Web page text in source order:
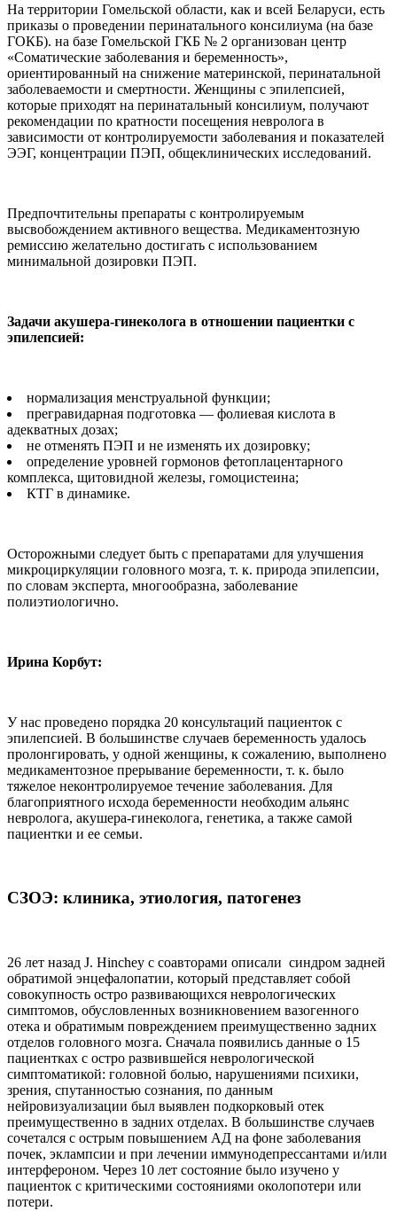
На территории Гомельской области, как и всей Беларуси, есть
приказы о проведении перинатального консилиума (на базе
ГОКБ). на базе Гомельской ГКБ № 2 организован центр
«Соматические заболевания и беременность»,
ориентированный на снижение материнской, перинатальной
заболеваемости и смертности. Женщины с эпилепсией,
которые приходят на перинатальный консилиум, получают
рекомендации по кратности посещения невролога в
зависимости от контролируемости заболевания и показателей
ЭЭГ, концентрации ПЭП, общеклинических исследований.
Предпочтительны препараты с контролируемым
высвобождением активного вещества. Медикаментозную
ремиссию желательно достигать с использованием
минимальной дозировки ПЭП.
Задачи акушера-гинеколога в отношении пациентки с
эпилепсией:
нормализация менструальной функции;
прегравидарная подготовка — фолиевая кислота в
адекватных дозах;
не отменять ПЭП и не изменять их дозировку;
определение уровней гормонов фетоплацентарного
комплекса, щитовидной железы, гомоцистеина;
КТГ в динамике.
Осторожными следует быть с препаратами для улучшения
микроциркуляции головного мозга, т. к. природа эпилепсии,
по словам эксперта, многообразна, заболевание
полиэтиологично.
Ирина Корбут:
У нас проведено порядка 20 консультаций пациенток с
эпилепсией. В большинстве случаев беременность удалось
пролонгировать, у одной женщины, к сожалению, выполнено
медикаментозное прерывание беременности, т. к. было
тяжелое неконтролируемое течение заболевания. Для
благоприятного исхода беременности необходим альянс
невролога, акушера-гинеколога, генетика, а также самой
пациентки и ее семьи.
СЗОЭ: клиника, этиология, патогенез
26 лет назад J. Hinchey с соавторами описали синдром задней
обратимой энцефалопатии, который представляет собой
совокупность остро развивающихся неврологических
симптомов, обусловленных возникновением вазогенного
отека и обратимым повреждением преимущественно задних
отделов головного мозга. Сначала появились данные о 15
пациентках с остро развившейся неврологической
симптоматикой: головной болью, нарушениями психики,
зрения, спутанностью сознания, по данным
нейровизуализации был выявлен подкорковый отек
преимущественно в задних отделах. В большинстве случаев
сочетался с острым повышением АД на фоне заболевания
почек, эклампсии и при лечении иммунодепрессантами и/или
интерфероном. Через 10 лет состояние было изучено у
пациенток с критическими состояниями околопотери или
потери.